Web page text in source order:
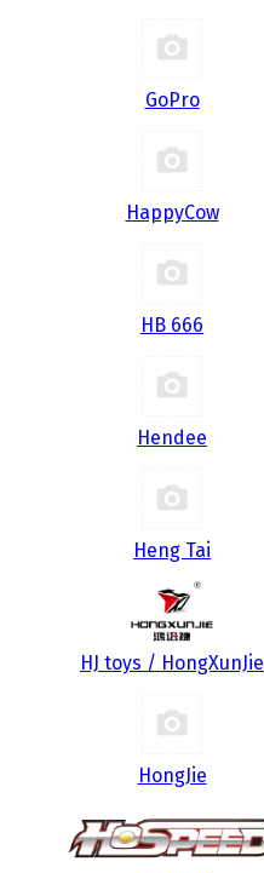
GoPro
HappyCow
HB 666
Hendee
Heng Tai
HJ toys / HongXunJie
HongJie